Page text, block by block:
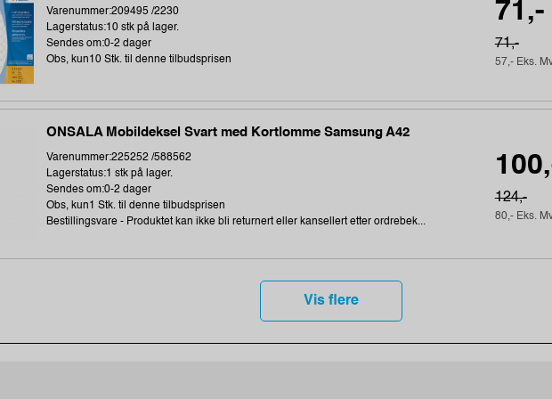
Varenummer:209495 /2230
Lagerstatus:10 stk på lager.
Sendes om:0-2 dager
Obs, kun10 Stk. til denne tilbudsprisen
71,-
71,-
57,- Eks.
ONSALA Mobildeksel Svart med Kortlomme Samsung A42
Varenummer:225252 /588562
Lagerstatus:1 stk på lager.
Sendes om:0-2 dager
Obs, kun1 Stk. til denne tilbudsprisen
Bestillingsvare - Produktet kan ikke bli returnert eller kansellert etter ordrebek...
124,-
80,- Eks.
Vis flere